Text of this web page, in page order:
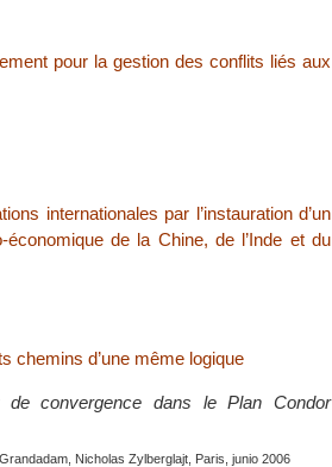
pour la gestion des conflits liés aux
internationales par l’instauration d’un
de la Chine, de l’Inde et du
chemins d’une même logique
de convergence dans le Plan Condor
Nicholas Zylberglajt, Paris, junio 2006